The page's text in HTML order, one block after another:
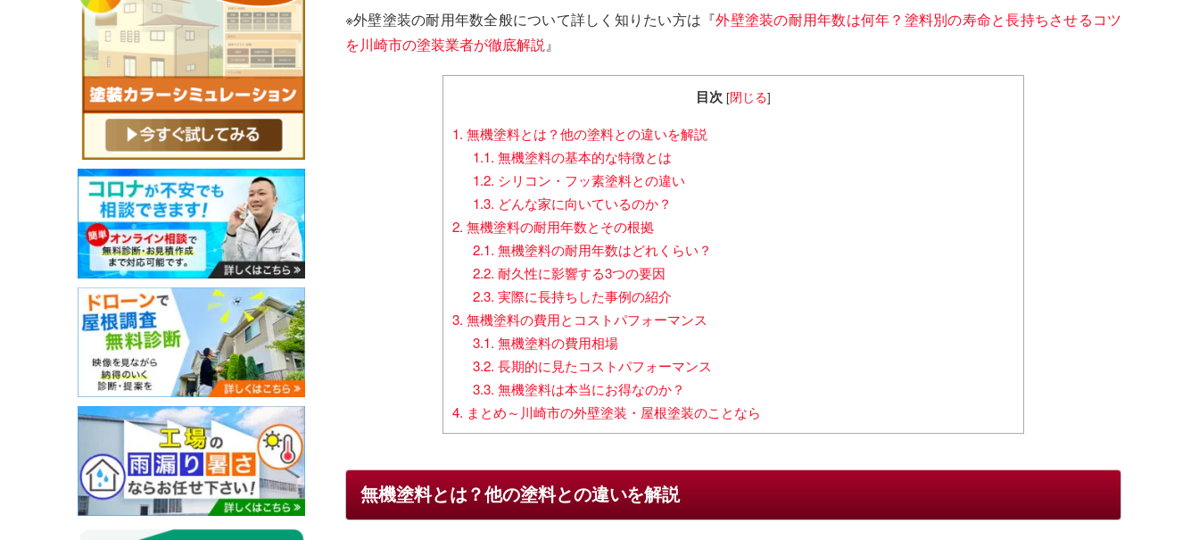
※外壁塗装の耐用年数全般について詳しく知りたい方は『外壁塗装の耐用年数は何年？塗料別の寿命と長持ちさせるコツ
を川崎市の塗装業者が徹底解説』
目次 [閉じる]
1. 無機塗料とは？他の塗料との違いを解説
1.1. 無機塗料の基本的な特徴とは
1.2. シリコン・フッ素塗料との違い
1.3. どんな家に向いているのか？
2. 無機塗料の耐用年数とその根拠
2.1. 無機塗料の耐用年数はどれくらい？
2.2. 耐久性に影響する3つの要因
2.3. 実際に長持ちした事例の紹介
3. 無機塗料の費用とコストパフォーマンス
3.1. 無機塗料の費用相場
3.2. 長期的に見たコストパフォーマンス
3.3. 無機塗料は本当にお得なのか？
4. まとめ～川崎市の外壁塗装・屋根塗装のことなら
無機塗料とは？他の塗料との違いを解説